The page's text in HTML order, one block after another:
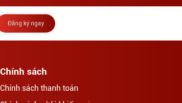
Đăng ký ngay
Chính sách
Chính sách thanh toán